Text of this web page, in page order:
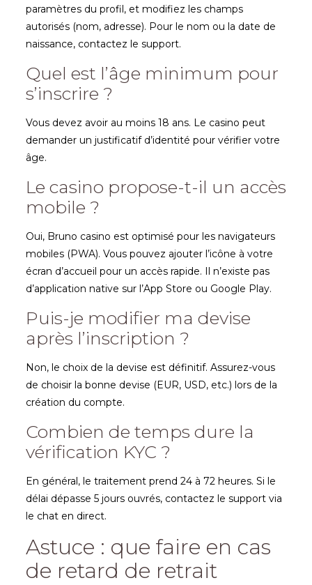
paramètres du profil, et modifiez les champs
autorisés (nom, adresse). Pour le nom ou la date de
naissance, contactez le support.
Quel est l’âge minimum pour
s’inscrire ?
Vous devez avoir au moins 18 ans. Le casino peut
demander un justificatif d’identité pour vérifier votre
âge.
Le casino propose-t-il un accès
mobile ?
Oui, Bruno casino est optimisé pour les navigateurs
mobiles (PWA). Vous pouvez ajouter l’icône à votre
écran d’accueil pour un accès rapide. Il n’existe pas
d’application native sur l’App Store ou Google Play.
Puis-je modifier ma devise
après l’inscription ?
Non, le choix de la devise est définitif. Assurez-vous
de choisir la bonne devise (EUR, USD, etc.) lors de la
création du compte.
Combien de temps dure la
vérification KYC ?
En général, le traitement prend 24 à 72 heures. Si le
délai dépasse 5 jours ouvrés, contactez le support via
le chat en direct.
Astuce : que faire en cas
de retard de retrait